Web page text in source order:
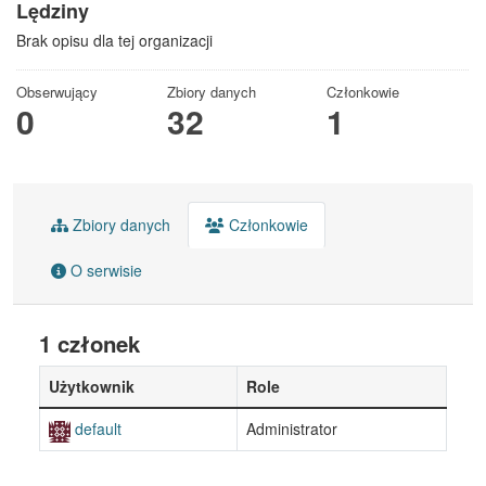
Lędziny
Brak opisu dla tej organizacji
Obserwujący
0
Zbiory danych
32
Członkowie
1
Zbiory danych Członkowie
O serwisie
1 członek
Użytkownik
Role
default
Administrator